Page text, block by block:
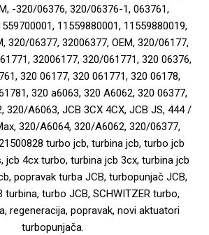
-320/06376, 320/06376-1, 063761,
11559880001, 11559880019,
320/06377, 32006377, OEM, 320/06177,
32006177, 320/061771, 320 06376,
320 06177, 320 061771, 320 06178,
320 a6063, 320 A6062, 320 06377,
320/A6063, JCB 3CX 4CX, JCB JS, 444 /
320/A6064, 320/A6062, 320/06377,
turbo jcb, turbina jcb, turbo jcb
jcb 4cx turbo, turbina jcb 3cx, turbina jcb
popravak turba JCB, turbopunjač JCB,
turbina, turbo JCB, SCHWITZER turbo,
regeneracija, popravak, novi aktuatori
turbopunjača.